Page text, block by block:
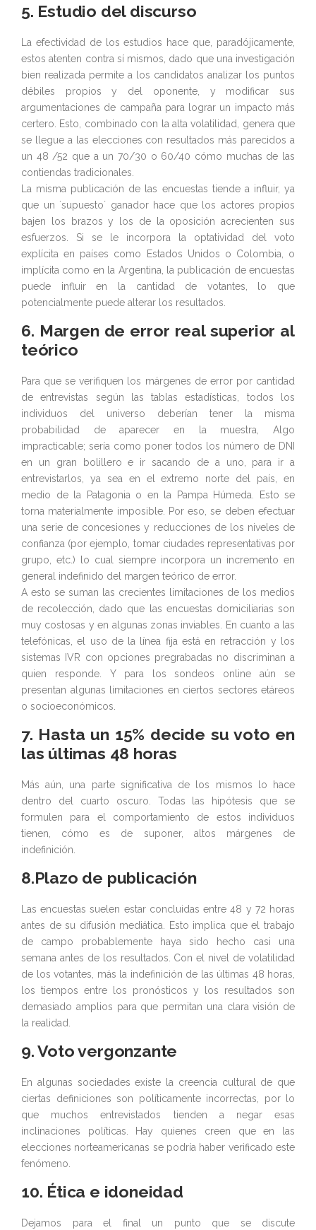
5. Estudio del discurso
La efectividad de los estudios hace que, paradójicamente,
estos atenten contra sí mismos, dado que una investigación
bien realizada permite a los candidatos analizar los puntos
débiles propios y del oponente, y modificar sus
argumentaciones de campaña para lograr un impacto más
certero. Esto, combinado con la alta volatilidad, genera que
se llegue a las elecciones con resultados más parecidos a
un 48 /52 que a un 70/30 o 60/40 cómo muchas de las
contiendas tradicionales.
La misma publicación de las encuestas tiende a influir, ya
que un ´supuesto´ ganador hace que los actores propios
bajen los brazos y los de la oposición acrecienten sus
esfuerzos. Si se le incorpora la optatividad del voto
explícita en países como Estados Unidos o Colombia, o
implícita como en la Argentina, la publicación de encuestas
puede influir en la cantidad de votantes, lo que
potencialmente puede alterar los resultados.
6. Margen de error real superior al
teórico
Para que se verifiquen los márgenes de error por cantidad
de entrevistas según las tablas estadísticas, todos los
individuos del universo deberían tener la misma
probabilidad de aparecer en la muestra, Algo
impracticable; sería como poner todos los número de DNI
en un gran bolillero e ir sacando de a uno, para ir a
entrevistarlos, ya sea en el extremo norte del país, en
medio de la Patagonia o en la Pampa Húmeda. Esto se
torna materialmente imposible. Por eso, se deben efectuar
una serie de concesiones y reducciones de los niveles de
confianza (por ejemplo, tomar ciudades representativas por
grupo, etc.) lo cual siempre incorpora un incremento en
general indefinido del margen teórico de error.
A esto se suman las crecientes limitaciones de los medios
de recolección, dado que las encuestas domiciliarias son
muy costosas y en algunas zonas inviables. En cuanto a las
telefónicas, el uso de la línea fija está en retracción y los
sistemas IVR con opciones pregrabadas no discriminan a
quien responde. Y para los sondeos online aún se
presentan algunas limitaciones en ciertos sectores etáreos
o socioeconómicos.
7. Hasta un 15% decide su voto en
las últimas 48 horas
Más aún, una parte significativa de los mismos lo hace
dentro del cuarto oscuro. Todas las hipótesis que se
formulen para el comportamiento de estos individuos
tienen, cómo es de suponer, altos márgenes de
indefinición.
8.Plazo de publicación
Las encuestas suelen estar concluidas entre 48 y 72 horas
antes de su difusión mediática. Esto implica que el trabajo
de campo probablemente haya sido hecho casi una
semana antes de los resultados. Con el nivel de volatilidad
de los votantes, más la indefinición de las últimas 48 horas,
los tiempos entre los pronósticos y los resultados son
demasiado amplios para que permitan una clara visión de
la realidad.
9. Voto vergonzante
En algunas sociedades existe la creencia cultural de que
ciertas definiciones son políticamente incorrectas, por lo
que muchos entrevistados tienden a negar esas
inclinaciones políticas. Hay quienes creen que en las
elecciones norteamericanas se podría haber verificado este
fenómeno.
10. Ética e idoneidad
Dejamos para el final un punto que se discute